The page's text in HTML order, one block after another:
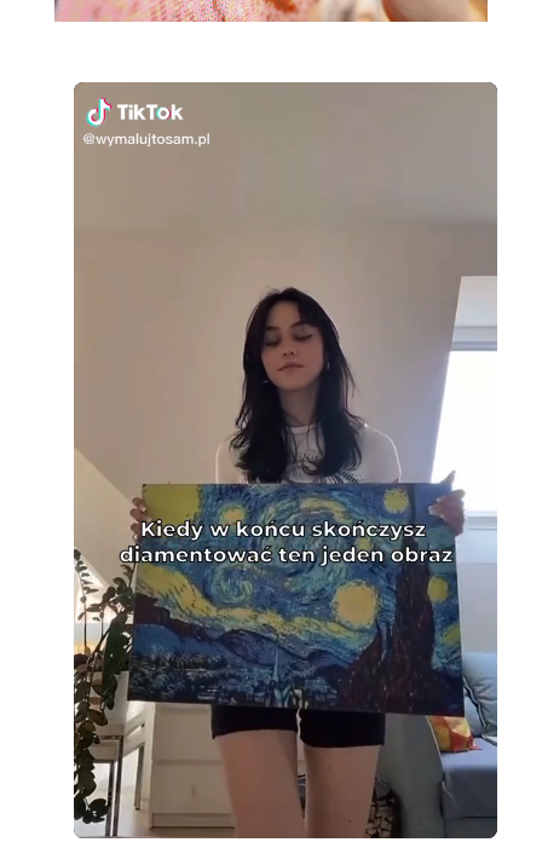
Unmute
100.00%